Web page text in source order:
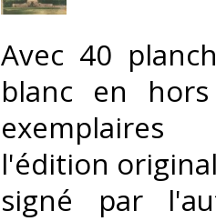
‎Avec 40
blanc en
l'édition
signé par